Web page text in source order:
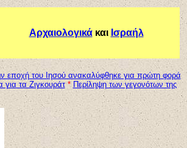
Αρχαιολογικάκαι Ισραήλ
εποχή του Ιησού ανακαλύφθηκε για πρώτη φορά
για τα Ζιγκουράτ * Περίληψη των γεγονότων της